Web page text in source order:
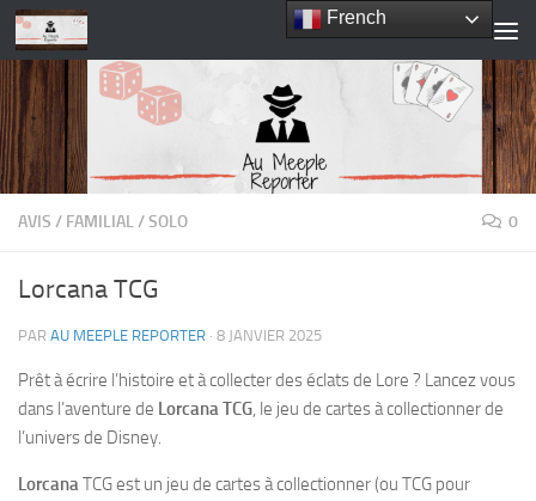
Skip to content
AVIS / FAMILIAL/SOLO 0
Lorcana TCG
PAR AU MEEPLE REPORTER · 8 JANVIER 2025
Prêt à écrire l’histoire et à collecter des éclats de Lore ? Lancez vous
dans l’aventure de Lorcana TCG, le jeu de cartes à collectionner de
l’univers de Disney.
LorcanaTCG est un jeu de cartes à collectionner (ou TCG pour
French